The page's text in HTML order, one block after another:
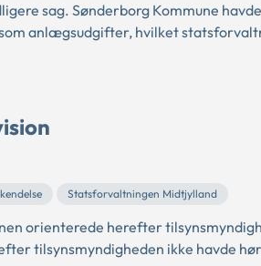
sag. Sønderborg Kommune
anlægsudgifter, hvilket
Statsforvaltningen Midtjylland
orienterede herefter
tilsynsmyndigheden ikke havde